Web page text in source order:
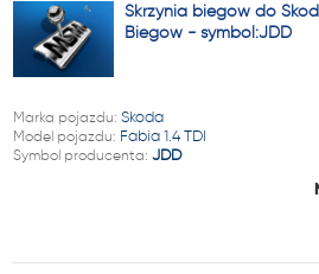
Skrzynia biegów do
Biegów - symbol:JDD
Marka pojazdu: Skoda
Model pojazdu: Fabia 1.4 TDI
Symbol producenta: JDD